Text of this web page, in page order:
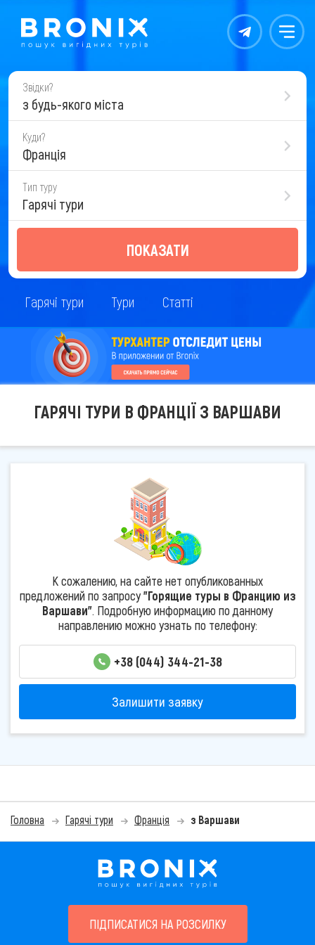
Контакты Меню
Звідки?
з будь-якого міста
Куди?
Франція
Тип туру
Гарячі тури
ПОКАЗАТИ
Гарячі тури Тури Статті
ГАРЯЧІ ТУРИ В ФРАНЦІЇ З ВАРШАВИ
К сожалению, на сайте нет опубликованных
предложений по запросу"Горящие туры в Францию из
Варшави". Подробную информацию по данному
направлению можно узнать по телефону:
+38 (044) 344-21-38
Залишити заявку
Головна Гарячі тури Франція з Варшави
ПІДПИСАТИСЯ НА РОЗСИЛКУ